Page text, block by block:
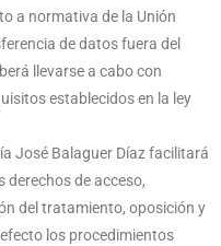
a normativa de la Unión
de datos fuera del
llevarse a cabo con
establecidos en la ley
José Balaguer Díaz facilitará
derechos de acceso,
del tratamiento, oposición y
los procedimientos